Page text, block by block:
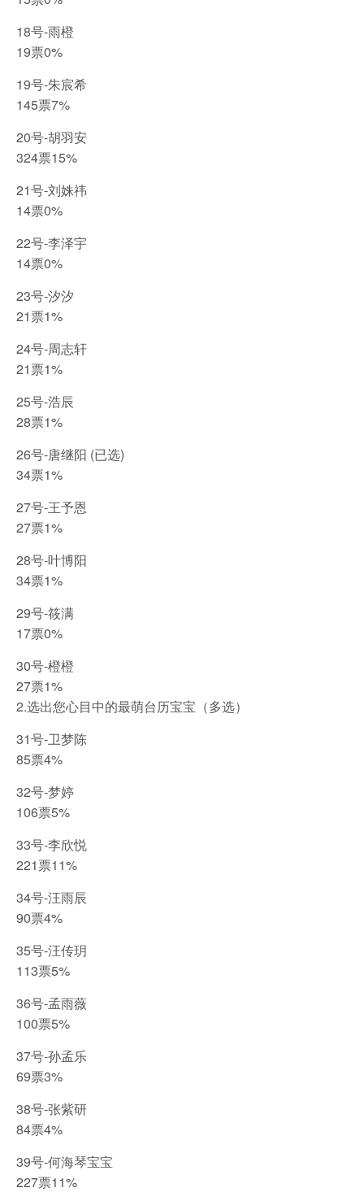
18号-雨橙
19票0%
19号-朱宸希
145票7%
20号-胡羽安
324票15%
21号-刘姝祎
14票0%
22号-李泽宇
14票0%
23号-汐汐
21票1%
24号-周志轩
21票1%
25号-浩辰
28票1%
26号-唐继阳 (已选)
34票1%
27号-王予恩
27票1%
28号-叶博阳
34票1%
29号-筱满
17票0%
30号-橙橙
27票1%
2.选出您心目中的最萌台历宝宝（多选）
31号-卫梦陈
85票4%
32号-梦婷
106票5%
33号-李欣悦
221票11%
34号-汪雨辰
90票4%
35号-汪传玥
113票5%
36号-孟雨薇
100票5%
37号-孙孟乐
69票3%
38号-张紫研
84票4%
39号-何海琴宝宝
227票11%